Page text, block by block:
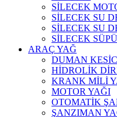
SİLECEK
SİLECEK SU
SİLECEK SU
SİLECEK
ARAÇ YAĞ
DUMAN
HİDROLİK
KRANK MİLİ
MOTOR YAĞI
OTOMATİK
ŞANZIMAN